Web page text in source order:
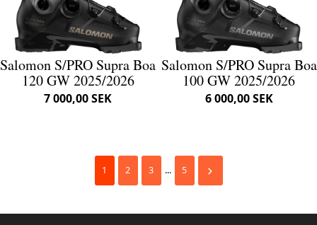
Salomon S/PRO Supra Boa
120 GW 2025/2026
7 000,00 SEK
Salomon S/PRO Supra Boa
100 GW 2025/2026
6 000,00 SEK
1 2 3 ... 5